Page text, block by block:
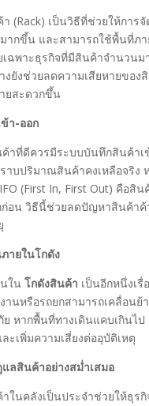
(Rack) เป็นวิธีที่ช่วยให้การจั
ากขึ้น และสามารถใช้พื้นที่ภา
เฉพาะธุรกิจที่มีสินค้าจำนวนม
ยังช่วยลดความเสียหายของ
ยสะดวกขึ้น
า-ออก
าที่ดีควรมีระบบบันทึกสินค้าเ
าบปริมาณสินค้าคงเหลือจริง
(First In, First Out) คือสิน
ก่อน วิธีนี้ช่วยลดปัญหาสินค้าค้
ายในโกดัง
ใน โกดังสินค้า เป็นอีกหนึ่งเ
านหรือรถยกสามารถเคลื่อนย้
หากพื้นที่ทางเดินแคบเกินไป
ะเพิ่มความเสี่ยงต่ออุบัติเหตุ
ลสินค้าอย่างสม่ำเสมอ
ในคลังเป็นประจำช่วยให้ธุร